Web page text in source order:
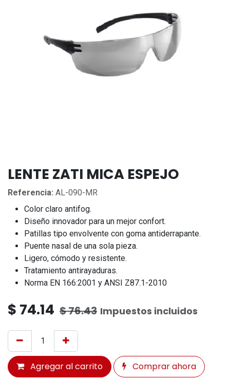
LENTE ZATI MICA ESPEJO
Referencia: AL-090-MR
Color claro antifog.
Diseño innovador para un mejor confort.
Patillas tipo envolvente con goma antiderrapante.
Puente nasal de una sola pieza.
Ligero, cómodo y resistente.
Tratamiento antirayaduras.
Norma EN 166:2001 y ANSI Z87.1-2010
$ 74.14 $76.43 Impuestos incluidos
Agregar al carrito Comprar ahora